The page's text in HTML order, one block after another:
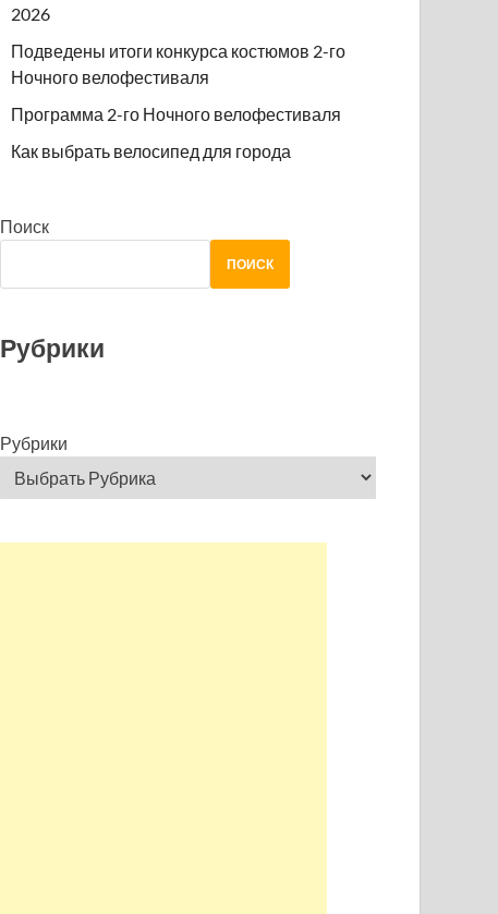
2026
Подведены итоги конкурса костюмов 2-го
Ночного велофестиваля
Программа 2-го Ночного велофестиваля
Как выбрать велосипед для города
Поиск
ПОИСК
Рубрики
Рубрики